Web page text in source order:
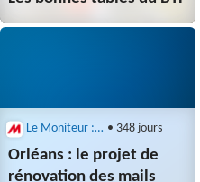
Le Moniteur : Architecture • 348 jours
Orléans : le projet de
rénovation des mails